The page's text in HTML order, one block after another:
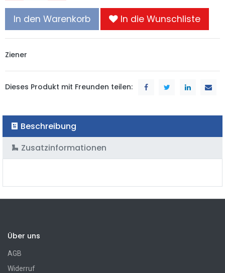
In den Warenkorb In die Wunschliste
Ziener
Dieses Produkt mit Freunden teilen:
Beschreibung
Zusatzinformationen
Über uns
AGB
Widerruf